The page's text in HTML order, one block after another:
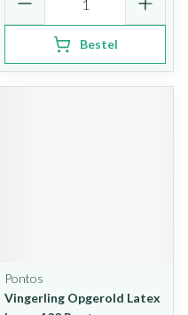
Bestel
Pontos
Vingerling Opgerold Latex